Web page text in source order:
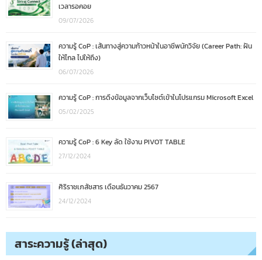
เวลารอคอย
09/07/2026
ความรู้ CoP : เส้นทางสู่ความก้าวหน้าในอาชีพนักวิจัย (Career Path: ฝัน
ให้ไกล ไปให้ถึง)
06/07/2026
ความรู้ CoP : การดึงข้อมูลจากเว็บไซต์เข้าในโปรแกรม Microsoft Excel
05/02/2025
ความรู้ CoP : 6 Key ลัด ใช้งาน PIVOT TABLE
27/12/2024
ศิริราชเภสัชสาร เดือนธันวาคม 2567
24/12/2024
สาระความรู้ (ล่าสุด)